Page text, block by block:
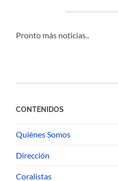
Pronto más noticias..
CONTENIDOS
Quiénes Somos
Dirección
Coralistas